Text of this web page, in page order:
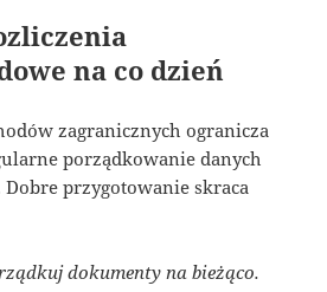
na co dzień
zagranicznych ogranicza
porządkowanie danych
przygotowanie skraca
dokumenty na bieżąco.